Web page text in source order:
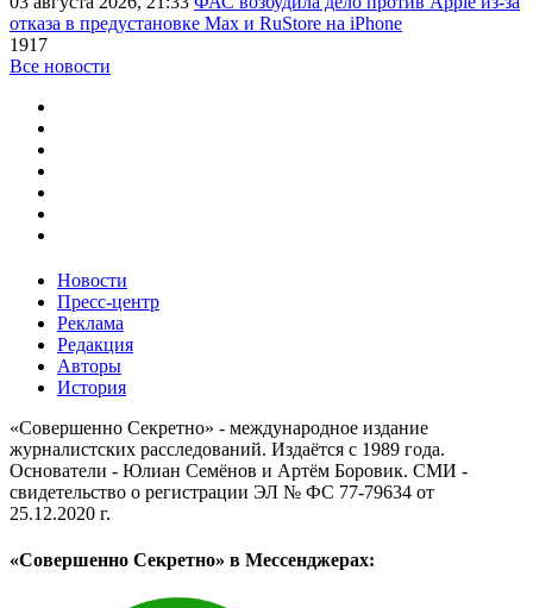
отказа в предустановке Max и RuStore на iPhone
1917
Все новости
Новости
Пресс-центр
Реклама
Редакция
Авторы
История
«Совершенно Секретно» - международное издание
журналистских расследований. Издаётся с 1989 года.
Основатели - Юлиан Семёнов и Артём Боровик. CМИ -
свидетельство о регистрации ЭЛ № ФС 77-79634 от
25.12.2020 г.
«Совершенно Секретно» в Мессенджерах: